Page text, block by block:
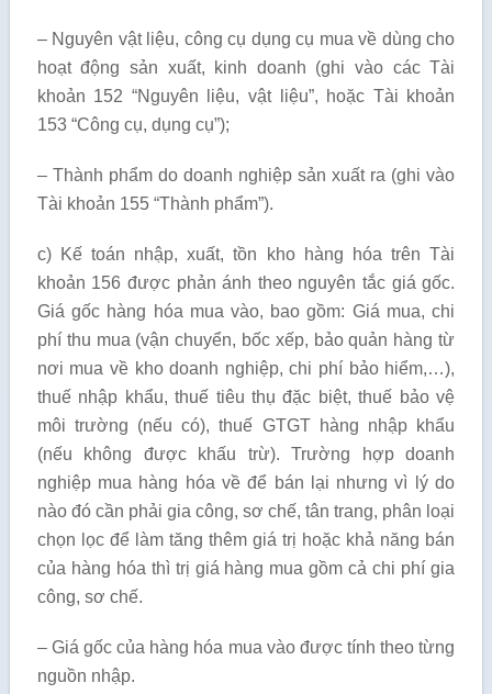
– Nguyên vật liệu, công cụ dụng cụ mua về dùng cho
hoạt động sản xuất, kinh doanh (ghi vào các Tài
khoản 152 “Nguyên liệu, vật liệu”, hoặc Tài khoản
153 “Công cụ, dụng cụ”);
– Thành phẩm do doanh nghiệp sản xuất ra (ghi vào
Tài khoản 155 “Thành phẩm”).
c) Kế toán nhập, xuất, tồn kho hàng hóa trên Tài
khoản 156 được phản ánh theo nguyên tắc giá gốc.
Giá gốc hàng hóa mua vào, bao gồm: Giá mua, chi
phí thu mua (vận chuyển, bốc xếp, bảo quản hàng từ
nơi mua về kho doanh nghiệp, chi phí bảo hiểm,…),
thuế nhập khẩu, thuế tiêu thụ đặc biệt, thuế bảo vệ
môi trường (nếu có), thuế GTGT hàng nhập khẩu
(nếu không được khấu trừ). Trường hợp doanh
nghiệp mua hàng hóa về để bán lại nhưng vì lý do
nào đó cần phải gia công, sơ chế, tân trang, phân loại
chọn lọc để làm tăng thêm giá trị hoặc khả năng bán
của hàng hóa thì trị giá hàng mua gồm cả chi phí gia
công, sơ chế.
– Giá gốc của hàng hóa mua vào được tính theo từng
nguồn nhập.